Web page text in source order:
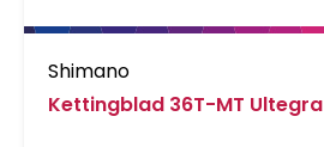
Shimano
Kettingblad 36T-MT Ultegra